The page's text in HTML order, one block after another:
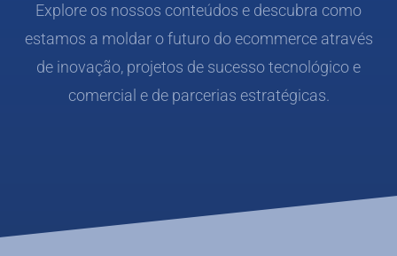
Explore os nossos conteúdos e descubra como
estamos a moldar o futuro do ecommerce através
de inovação, projetos de sucesso tecnológico e
comercial e de parcerias estratégicas.